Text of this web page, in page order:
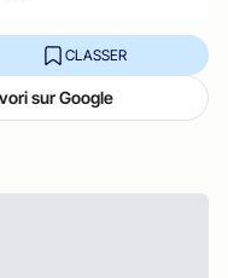
CLASSER
sur Google